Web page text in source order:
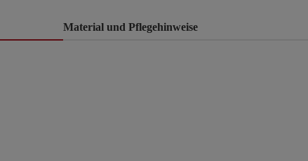
Material und Pflegehinweise